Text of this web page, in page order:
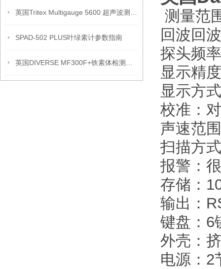
SPAD-502 PLUS叶绿素计参数指南
测量范
回波回
探头频
显示精
显示方
校准：
声速范
扫描方
报警：
存储：
输出：
键盘：6
外壳：
电源：2